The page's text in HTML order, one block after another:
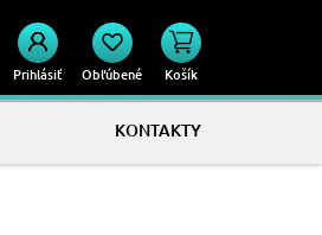
Prihlásiť Obľúbené Košík
KONTAKTY